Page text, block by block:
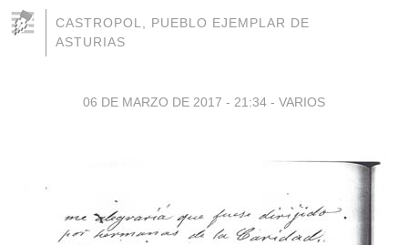
CASTROPOL, PUEBLO EJEMPLAR DE
ASTURIAS
06 DE MARZO DE 2017 - 21:34 - VARIOS